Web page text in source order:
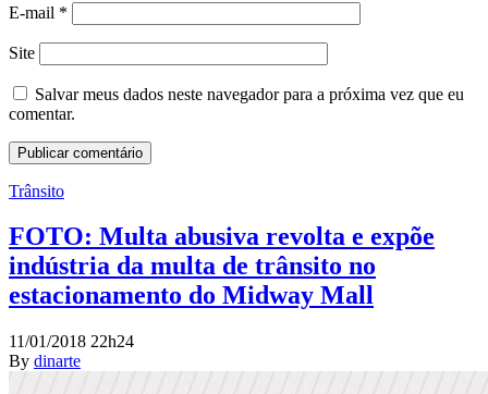
E-mail *
Site
Salvar meus dados neste navegador para a próxima vez que eu
comentar.
Trânsito
FOTO: Multa abusiva revolta e expõe
indústria da multa de trânsito no
estacionamento do Midway Mall
11/01/2018 22h24
By dinarte